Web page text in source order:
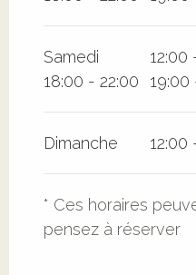
Samedi 12:00
18:00 - 22:00
19:00
Dimanche 12:00
* Ces horaires
pensez à réserver